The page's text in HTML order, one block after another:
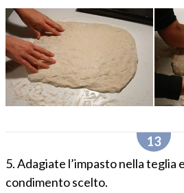
5. Adagiate l’impasto nella teglia
condimento scelto.